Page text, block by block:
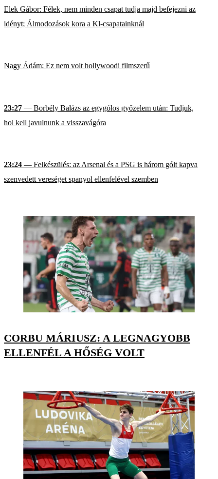
Elek Gábor: Félek, nem minden csapat tudja majd befejezni az
idényt; Álmodozások kora a Kl-csapatainknál
Nagy Ádám: Ez nem volt hollywoodi filmszerű
23:27 — Borbély Balázs az egygólos győzelem után: Tudjuk,
hol kell javulnunk a visszavágóra
23:24 — Felkészülés: az Arsenal és a PSG is három gólt kapva
szenvedett vereséget spanyol ellenfelével szemben
CORBU MÁRIUSZ: A LEGNAGYOBB
ELLENFÉL A HŐSÉG VOLT